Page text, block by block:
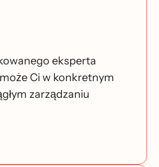
eksperta
Ci w konkretnym
zarządzaniu